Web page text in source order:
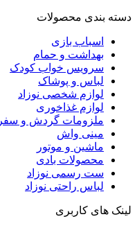
دسته بندی محصولات
اسباب بازی
بهداشت و حمام
سرویس خواب کودک
لباس و پوشاک
لوازم شخصی نوزاد
لوازم غذاخوری
ملزومات گردش و سفر
مینی واش
ماشین و موتور
محصولات بادی
ست رسمی نوزاد
لباس راحتی نوزاد
لینک های کاربری